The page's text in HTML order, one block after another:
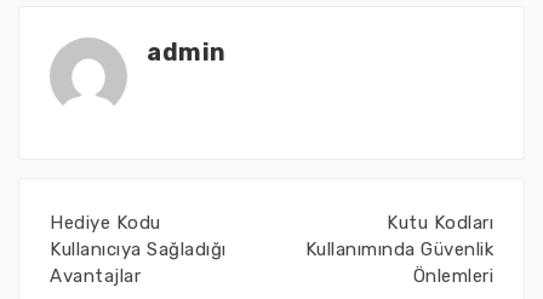
admin
Hediye Kodu
Kullanıcıya Sağladığı
Avantajlar
Kutu Kodları
Kullanımında Güvenlik
Önlemleri